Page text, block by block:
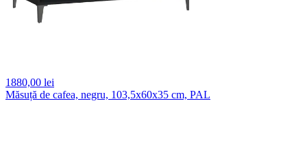
1880,00 lei
Măsuță de cafea, negru, 103,5x60x35 cm, PAL